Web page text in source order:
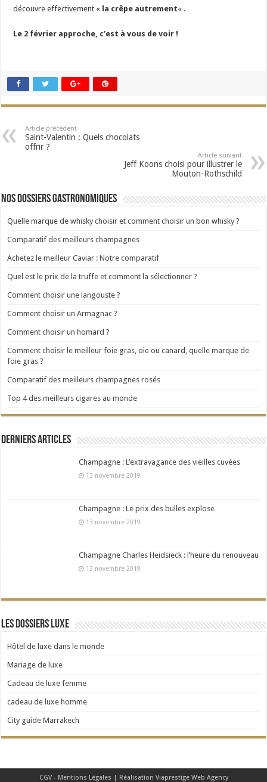
découvre effectivement « la crêpe autrement« .
Le 2 février approche, c’est à vous de voir !
Article précédent
Saint-Valentin : Quels chocolats
offrir ?
Article suivant
Jeff Koons choisi pour illustrer le
Mouton-Rothschild
Nos dossiers gastronomiques
Quelle marque de whisky choisir et comment choisir un bon whisky ?
Comparatif des meilleurs champagnes
Achetez le meilleur Caviar : Notre comparatif
Quel est le prix de la truffe et comment la sélectionner ?
Comment choisir une langouste ?
Comment choisir un Armagnac ?
Comment choisir un homard ?
Comment choisir le meilleur foie gras, oie ou canard, quelle marque de
foie gras ?
Comparatif des meilleurs champagnes rosés
Top 4 des meilleurs cigares au monde
Derniers articles
Champagne : L’extravagance des vieilles cuvées
13 novembre 2019
Champagne : Le prix des bulles explose
13 novembre 2019
Champagne Charles Heidsieck : l’heure du renouveau
13 novembre 2019
Les dossiers Luxe
Hôtel de luxe dans le monde
Mariage de luxe
Cadeau de luxe femme
cadeau de luxe homme
City guide Marrakech
CGV - Mentions Légales | Réalisation Viaprestige Web Agency